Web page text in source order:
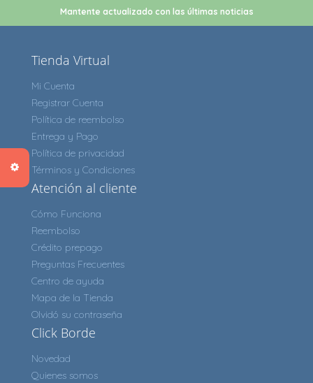
Mantente actualizado con las últimas noticias
Tienda Virtual
Mi Cuenta
Registrar Cuenta
Política de reembolso
Entrega y Pago
Política de privacidad
Términos y Condiciones
Atención al cliente
Cómo Funciona
Reembolso
Crédito prepago
Preguntas Frecuentes
Centro de ayuda
Mapa de la Tienda
Olvidó su contraseña
Click Borde
Novedad
Quienes somos